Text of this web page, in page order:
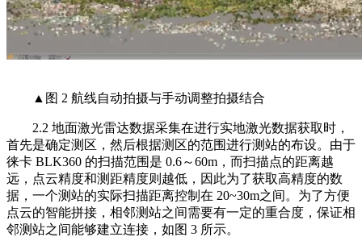
▲图 2 航线自动拍摄与手动调整拍摄结合
2.2 地面激光雷达数据采集在进行实地激光数据获取时，
首先是确定测区，然后根据测区的范围进行测站的布设。由于
徕卡 BLK360 的扫描范围是 0.6～60m，而扫描点的距离越
远，点云精度和测距精度则越低，因此为了获取高精度的数
据，一个测站的实际扫描距离控制在 20~30m之间。为了方便
点云的智能拼接，相邻测站之间需要有一定的重合度，保证相
邻测站之间能够建立连接，如图 3 所示。